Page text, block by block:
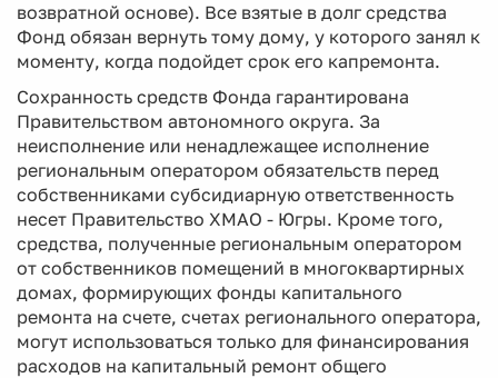
возвратной основе). Все взятые в долг средства
Фонд обязан вернуть тому дому, у которого занял к
моменту, когда подойдет срок его капремонта.
Сохранность средств Фонда гарантирована
Правительством автономного округа. За
неисполнение или ненадлежащее исполнение
региональным оператором обязательств перед
собственниками субсидиарную ответственность
несет Правительство ХМАО - Югры. Кроме того,
средства, полученные региональным оператором
от собственников помещений в многоквартирных
домах, формирующих фонды капитального
ремонта на счете, счетах регионального оператора,
могут использоваться только для финансирования
расходов на капитальный ремонт общего